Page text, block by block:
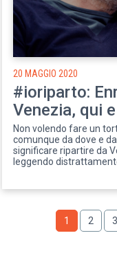
20 MAGGIO 2020
#ioriparto:
Venezia, qui
Non volendo fare un
comunque da dove e
significare ripartire da
leggendo
PaginazionePagina
1 Pagina
2 3